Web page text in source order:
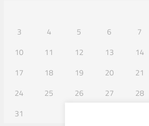
3
4 5 6 7
10
11 12 13 14
17
18 19 20 21
24
25 26 27 28
31